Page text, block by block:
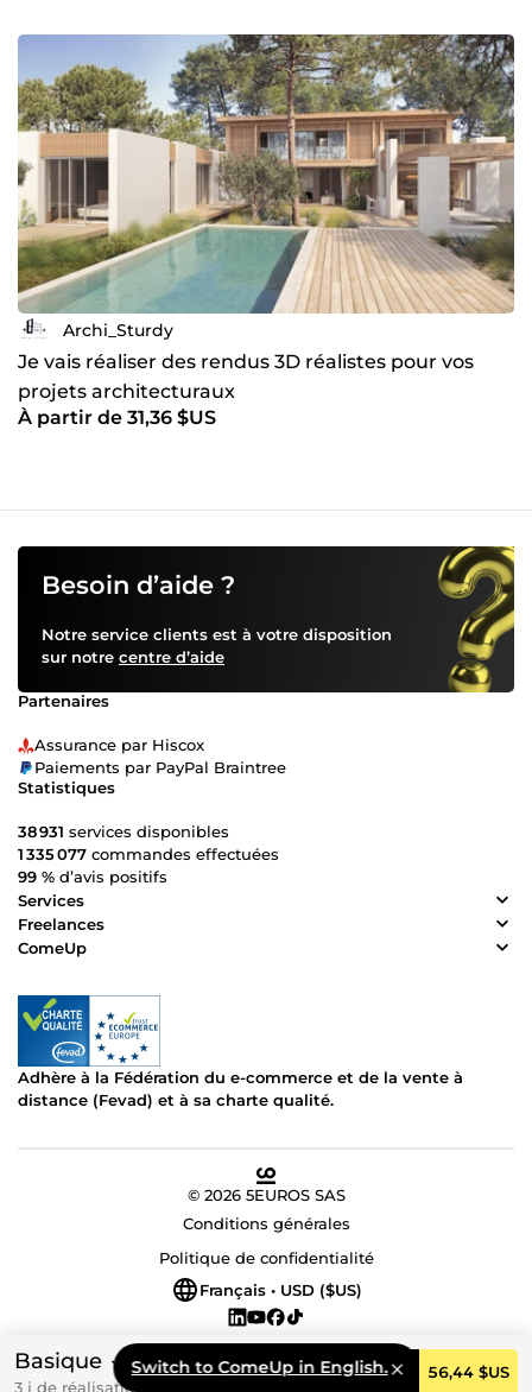
Basique
3 j de réalisation
Commander 56,44 $US
Archi_Sturdy
Je vais réaliser des rendus 3D réalistes pour vos
projets architecturaux
À partir de 31,36 $US
Switch to ComeUp in English.
Besoin d’aide ?
Notre service clients est à votre disposition
sur notre centre d’aide
Partenaires
Assurance par Hiscox
Paiements par PayPal Braintree
Statistiques
38 931 services disponibles
1 335 077 commandes effectuées
99 % d’avis positifs
Services
Freelances
ComeUp
Adhère à la Fédération du e-commerce et de la vente à
distance (Fevad) et à sa charte qualité.
© 2026 5EUROS SAS
Conditions générales
Politique de confidentialité
Français • USD ($US)